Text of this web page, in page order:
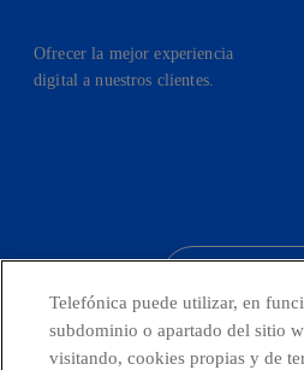
Ofrecer la mejor experiencia
digital a nuestros clientes.
Telefónica puede utilizar, en
subdominio o apartado del sitio
visitando, cookies propias y de